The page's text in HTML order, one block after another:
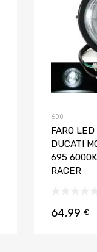
Aggiungi al carrello
600
FARO
DUCATI
695
RACER
64,99 €